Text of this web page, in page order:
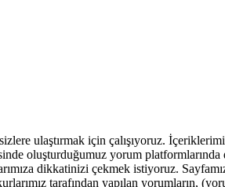
ulaştırmak için çalışıyoruz.
oluşturduğumuz yorum platformlarında
dikkatinizi çekmek istiyoruz.
tarafından yapılan yorumların,